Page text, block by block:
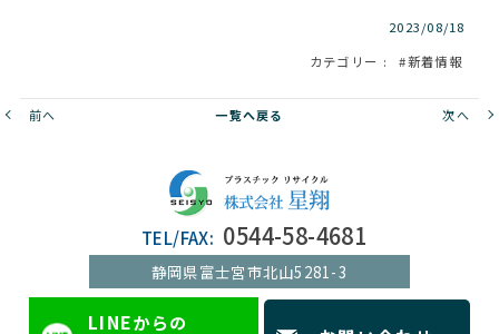
2023/08/18
カテゴリー
新着情報
前へ 一覧へ戻る 次へ
TEL/FAX: 0544-58-4681
静岡県富士宮市北山5281-3
LINEからの